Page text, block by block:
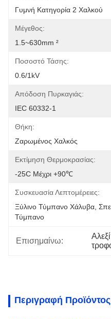
Γυμνή Κατηγορία 2 Χαλκού
Μέγεθος:
1.5~630mm ²
Ποσοστό Τάσης:
0.6/1kV
Απόδοση Πυρκαγιάς:
IEC 60332-1
Θήκη:
Ζαρωμένος Χαλκός
Εκτίμηση Θερμοκρασίας:
-25C Μέχρι +90℃
Συσκευασία Λεπτομέρειες:
Ξύλινο Τύμπανο Χάλυβα,
Τύμπανο
Επισημαίνω:
Περιγραφή Προϊόντος